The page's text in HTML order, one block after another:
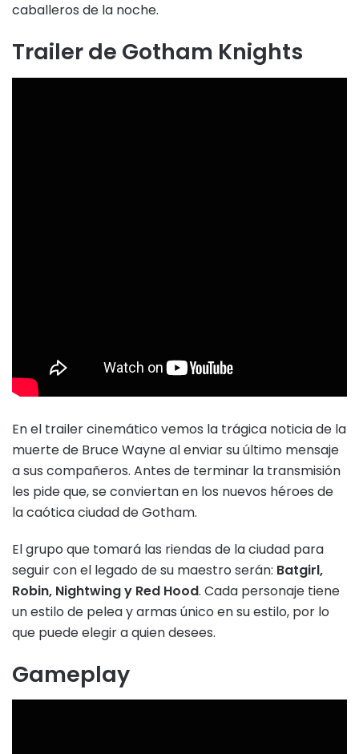
caballeros de la noche.
Trailer de Gotham Knights
En el trailer cinemático vemos la trágica noticia de la
muerte de Bruce Wayne al enviar su último mensaje
a sus compañeros. Antes de terminar la transmisión
les pide que, se conviertan en los nuevos héroes de
la caótica ciudad de Gotham.
El grupo que tomará las riendas de la ciudad para
seguir con el legado de su maestro serán: Batgirl,
Robin, Nightwing y Red Hood. Cada personaje tiene
un estilo de pelea y armas único en su estilo, por lo
que puede elegir a quien desees.
Gameplay